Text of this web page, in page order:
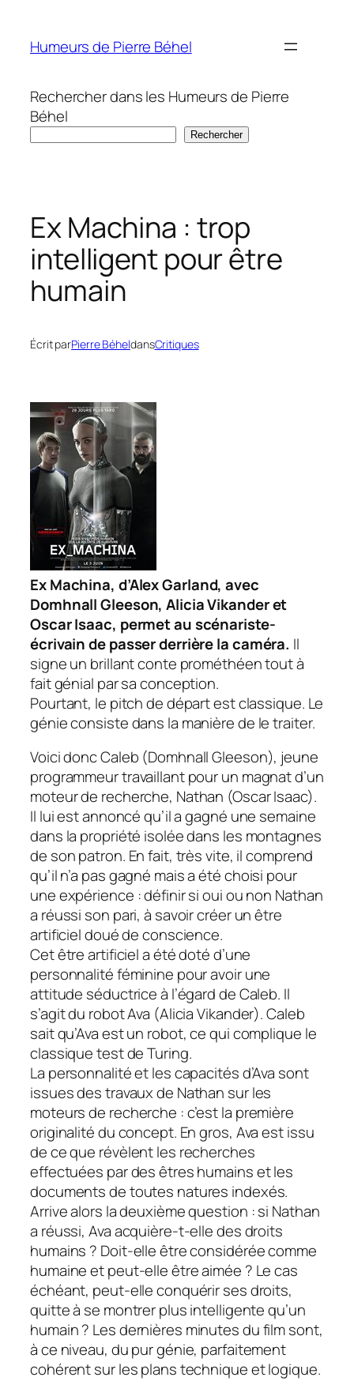
contenu
Humeurs de Pierre Béhel
Rechercher dans les Humeurs de Pierre
Béhel
Rechercher
Ex Machina : trop
intelligent pour être
humain
Écrit parPierre BéheldansCritiques
Ex Machina, d’Alex Garland, avec
Domhnall Gleeson, Alicia Vikander et
Oscar Isaac, permet au scénariste-
écrivain de passer derrière la caméra. Il
signe un brillant conte prométhéen tout à
fait génial par sa conception.
Pourtant, le pitch de départ est classique. Le
génie consiste dans la manière de le traiter.
Voici donc Caleb (Domhnall Gleeson), jeune
programmeur travaillant pour un magnat d’un
moteur de recherche, Nathan (Oscar Isaac).
Il lui est annoncé qu’il a gagné une semaine
dans la propriété isolée dans les montagnes
de son patron. En fait, très vite, il comprend
qu’il n’a pas gagné mais a été choisi pour
une expérience : définir si oui ou non Nathan
a réussi son pari, à savoir créer un être
artificiel doué de conscience.
Cet être artificiel a été doté d’une
personnalité féminine pour avoir une
attitude séductrice à l’égard de Caleb. Il
s’agit du robot Ava (Alicia Vikander). Caleb
sait qu’Ava est un robot, ce qui complique le
classique test de Turing.
La personnalité et les capacités d’Ava sont
issues des travaux de Nathan sur les
moteurs de recherche : c’est la première
originalité du concept. En gros, Ava est issu
de ce que révèlent les recherches
effectuées par des êtres humains et les
documents de toutes natures indexés.
Arrive alors la deuxième question : si Nathan
a réussi, Ava acquière-t-elle des droits
humains ? Doit-elle être considérée comme
humaine et peut-elle être aimée ? Le cas
échéant, peut-elle conquérir ses droits,
quitte à se montrer plus intelligente qu’un
humain ? Les dernières minutes du film sont,
à ce niveau, du pur génie, parfaitement
cohérent sur les plans technique et logique.